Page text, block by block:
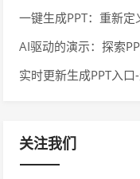
一键生成PPT：重新
AI驱动的演示：探索
实时更新生成PPT入
关注我们